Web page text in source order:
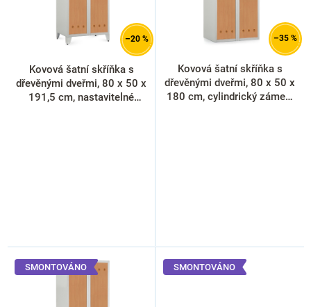
–20 %
Kovová šatní skříňka s
dřevěnými dveřmi, 80 x 50 x
191,5 cm, nastavitelné
–35 %
Kovová šatní skříňka s
dřevěnými dveřmi, 80 x 50 x
180 cm, cylindrický zámek,
SMONTOVÁNO SMONTOVÁNO